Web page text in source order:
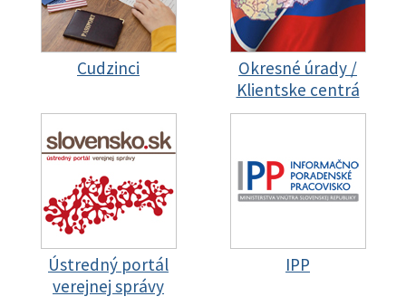
Cudzinci
Okresné úrady /
Klientske centrá
Ústredný portál
verejnej správy
IPP